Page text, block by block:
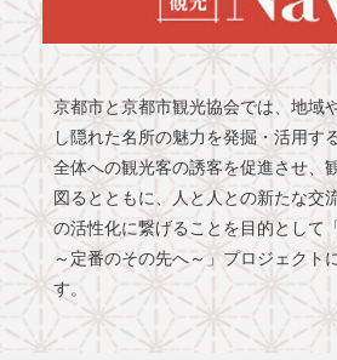
京都市と京都市観光協会では、地域
し隠れた名所の魅力を発掘・活用す
全体への観光客の誘客を促進させ、
図るとともに、人と人との新たな交
の活性化に繋げることを目的として
～定番のその先へ～」プロジェクト
す。